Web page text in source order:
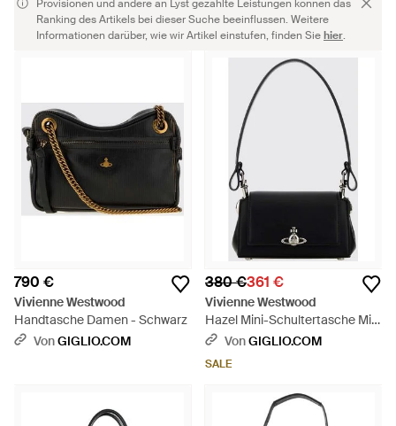
Provisionen und andere an Lyst gezahlte Leistungen können das
Ranking des Artikels bei dieser Suche beeinflussen. Weitere
Informationen darüber, wie wir Artikel einstufen, finden Siehier.
790 €
Vivienne Westwood
Handtasche Damen - Schwarz
VonGIGLIO.COM
380 €361 €
Vivienne Westwood
Hazel Mini-Schultertasche Mit
Monogramm-Muster Und Orb-
VonGIGLIO.COM
SALE